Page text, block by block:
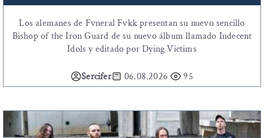
Los alemanes de Fvneral Fvkk presentan su nuevo sencillo
Bishop of the Iron Guard de su nuevo álbum llamado Indecent
Idols y editado por Dying Victims
Sercifer 06.08.2026 95